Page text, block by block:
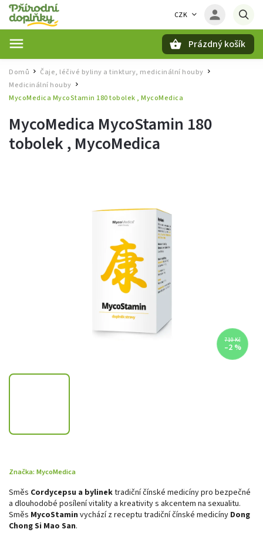
CZK
Prázdný košík
Domů / Čaje, léčivé byliny a tinktury, medicinální houby
Medicinální houby
MycoMedica MycoStamin 180 tobolek , MycoMedica
MycoMedica MycoStamin 180
tobolek , MycoMedica
710 Kč
–2 %
Značka: MycoMedica
Směs Cordycepsu a bylinektradiční čínské medicíny pro bezpečné
a dlouhodobé posílení vitality a kreativity s akcentem na sexualitu.
Směs MycoStamin vychází z receptu tradiční čínské medicíny Dong
Chong Si Mao San.